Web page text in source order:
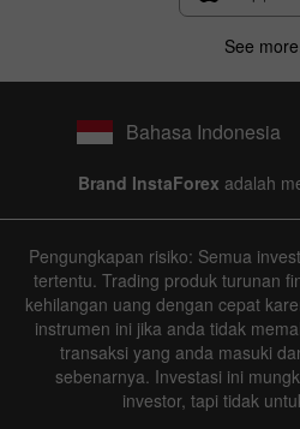
See
Bahasa Indonesia
Brand InstaForex adalah
Pengungkapan risiko: Semua
tertentu. Trading produk turunan
kehilangan uang dengan cepat
instrumen ini jika anda tidak
transaksi yang anda masuki
sebenarnya. Investasi ini
investor, tapi tidak